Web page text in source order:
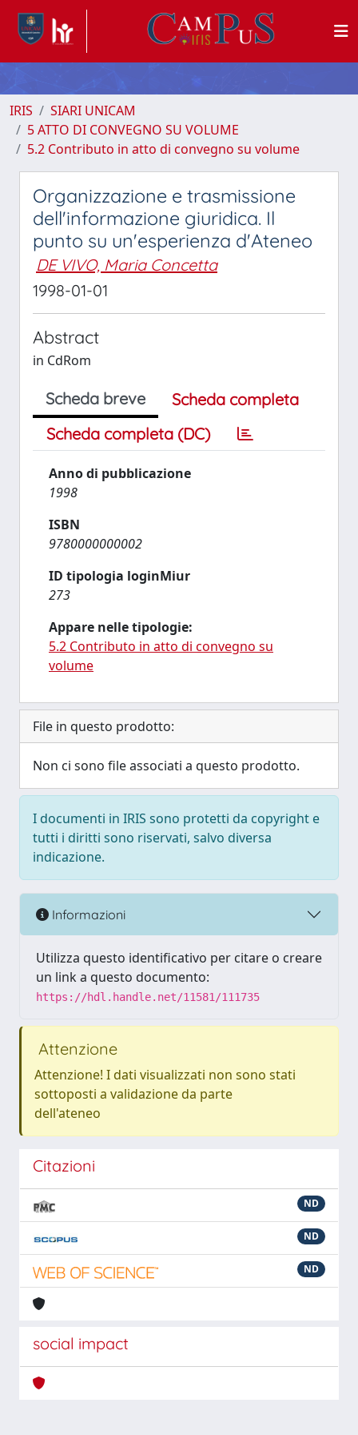
IRIS
SIARI UNICAM
5 ATTO DI CONVEGNO SU VOLUME
5.2 Contributo in atto di convegno su volume
Organizzazione e trasmissione
dell'informazione giuridica. Il
punto su un'esperienza d'Ateneo
DE VIVO, Maria Concetta
1998-01-01
Abstract
in CdRom
Scheda breve
Scheda completa
Scheda completa (DC)
Anno di pubblicazione
1998
ISBN
9780000000002
ID tipologia loginMiur
273
Appare nelle tipologie:
5.2 Contributo in atto di convegno su
volume
File in questo prodotto:
Non ci sono file associati a questo prodotto.
I documenti in IRIS sono protetti da copyright e
tutti i diritti sono riservati, salvo diversa
indicazione.
Informazioni
Utilizza questo identificativo per citare o creare
un link a questo documento:
https://hdl.handle.net/11581/111735
Attenzione
Attenzione! I dati visualizzati non sono stati
sottoposti a validazione da parte
dell'ateneo
Citazioni
ND
ND
ND
social impact